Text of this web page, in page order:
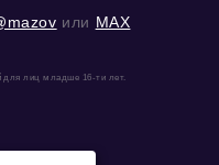
или MAX
для лиц младше 16-ти лет.